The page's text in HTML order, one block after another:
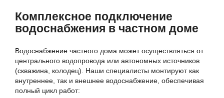
Комплексное подключение
водоснабжения в частном доме
Водоснабжение частного дома может осуществляться от
центрального водопровода или автономных источников
(скважина, колодец). Наши специалисты монтируют как
внутреннее, так и внешнее водоснабжение, обеспечивая
полный цикл работ: